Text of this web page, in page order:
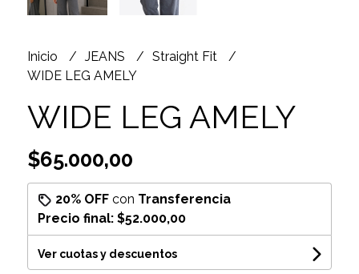
Inicio JEANS
Straight Fit
WIDE LEG AMELY
WIDE LEG AMELY
$65.000,00
20% OFFcon Transferencia
Precio final: $52.000,00
Ver cuotas y descuentos